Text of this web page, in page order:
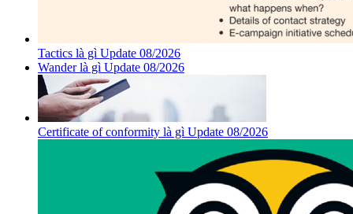
Tactics là gì Update 08/2026
Wander là gì Update 08/2026
Certificate of conformity là gì Update 08/2026